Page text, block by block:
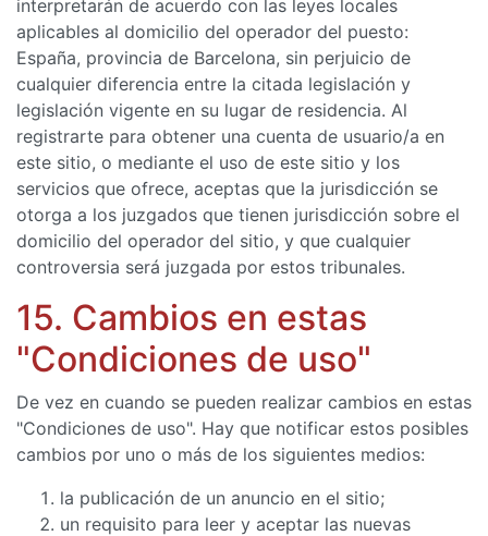
interpretarán de acuerdo con las leyes locales
aplicables al domicilio del operador del puesto:
España, provincia de Barcelona, ​​sin perjuicio de
cualquier diferencia entre la citada legislación y
legislación vigente en su lugar de residencia. Al
registrarte para obtener una cuenta de usuario/a en
este sitio, o mediante el uso de este sitio y los
servicios que ofrece, aceptas que la jurisdicción se
otorga a los juzgados que tienen jurisdicción sobre el
domicilio del operador del sitio, y que cualquier
controversia será juzgada por estos tribunales.
15. Cambios en estas
"Condiciones de uso"
De vez en cuando se pueden realizar cambios en estas
"Condiciones de uso". Hay que notificar estos posibles
cambios por uno o más de los siguientes medios:
la publicación de un anuncio en el sitio;
un requisito para leer y aceptar las nuevas